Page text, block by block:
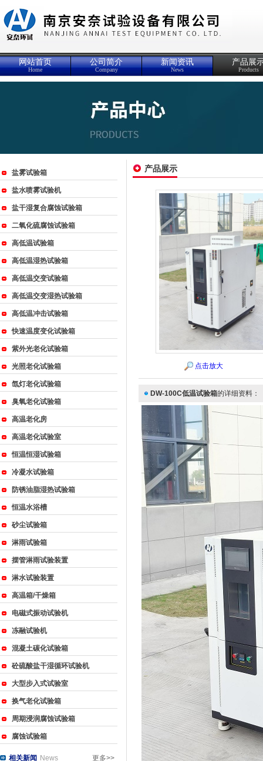
{_ComName}
网站首页
Home
公司简介
Company
新闻资讯
News
产品展
Products
盐雾试验箱
盐水喷雾试验机
盐干湿复合腐蚀试验箱
二氧化硫腐蚀试验箱
高低温试验箱
高低温湿热试验箱
高低温交变试验箱
高低温交变湿热试验箱
高低温冲击试验箱
快速温度变化试验箱
紫外光老化试验箱
光照老化试验箱
氙灯老化试验箱
臭氧老化试验箱
高温老化房
高温老化试验室
恒温恒湿试验箱
冷凝水试验箱
防锈油脂湿热试验箱
恒温水浴槽
砂尘试验箱
淋雨试验箱
摆管淋雨试验装置
淋水试验装置
高温箱/干燥箱
电磁式振动试验机
冻融试验机
混凝土碳化试验箱
砼硫酸盐干湿循环试验机
大型步入式试验室
换气老化试验箱
周期浸润腐蚀试验箱
腐蚀试验箱
相关新闻 News 更多>>
产品展示
点击放大
DW-100C低温试验箱的详细资料：